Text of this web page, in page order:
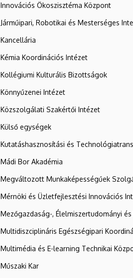
Innovációs Ökoszisztéma Központ
Járműipari, Robotikai és Mesterséges
Kancellária
Kémia Koordinációs Intézet
Kollégiumi Kulturális Bizottságok
Könnyűzenei Intézet
Közszolgálati Szakértői Intézet
Külső egységek
Kutatáshasznosítási és
Mádi Bor Akadémia
Megváltozott Munkaképességűek
Mérnöki és Üzletfejlesztési Innovációs
Mezőgazdaság-, Élelmiszertudományi
Multidiszciplináris Egészségipari
Multimédia és E-learning Technikai
Műszaki Kar